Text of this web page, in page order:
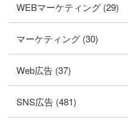
WEBマーケティング (29)
マーケティング (30)
Web広告 (37)
SNS広告 (481)